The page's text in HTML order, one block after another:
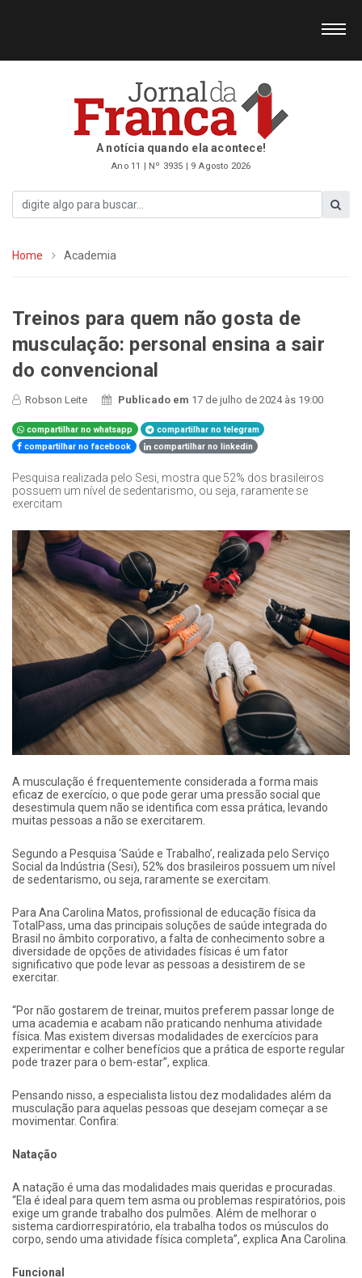
A notícia quando ela acontece!
Ano 11 | Nº 3935 | 9 Agosto 2026
Home Academia
Treinos para quem não gosta de
musculação: personal ensina a sair
do convencional
Robson Leite Publicado em 17 de julho de 2024 às 19:00
compartilhar no whatsapp
compartilhar no telegram
compartilhar no facebook
compartilhar no linkedin
Pesquisa realizada pelo Sesi, mostra que 52% dos brasileiros
possuem um nível de sedentarismo, ou seja, raramente se
exercitam
A musculação é frequentemente considerada a forma mais
eficaz de exercício, o que pode gerar uma pressão social que
desestimula quem não se identifica com essa prática, levando
muitas pessoas a não se exercitarem.
Segundo a Pesquisa ‘Saúde e Trabalho’, realizada pelo Serviço
Social da Indústria (Sesi), 52% dos brasileiros possuem um nível
de sedentarismo, ou seja, raramente se exercitam.
Para Ana Carolina Matos, profissional de educação física da
TotalPass, uma das principais soluções de saúde integrada do
Brasil no âmbito corporativo, a falta de conhecimento sobre a
diversidade de opções de atividades físicas é um fator
significativo que pode levar as pessoas a desistirem de se
exercitar.
“Por não gostarem de treinar, muitos preferem passar longe de
uma academia e acabam não praticando nenhuma atividade
física. Mas existem diversas modalidades de exercícios para
experimentar e colher benefícios que a prática de esporte regular
pode trazer para o bem-estar”, explica.
Pensando nisso, a especialista listou dez modalidades além da
musculação para aquelas pessoas que desejam começar a se
movimentar. Confira:
Natação
A natação é uma das modalidades mais queridas e procuradas.
“Ela é ideal para quem tem asma ou problemas respiratórios, pois
exige um grande trabalho dos pulmões. Além de melhorar o
sistema cardiorrespiratório, ela trabalha todos os músculos do
corpo, sendo uma atividade física completa”, explica Ana Carolina.
Funcional